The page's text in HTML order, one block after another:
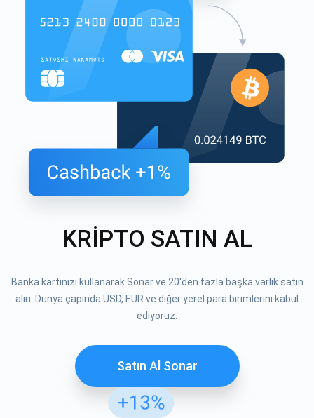
KRİPTO SATIN AL
Banka kartınızı kullanarak Sonar ve 20'den fazla başka varlık satın
alın. Dünya çapında USD, EUR ve diğer yerel para birimlerini kabul
ediyoruz.
Satın Al Sonar